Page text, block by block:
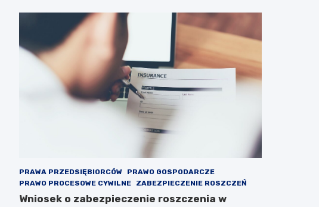
PRAWA PRZEDSIĘBIORCÓW
PRAWO GOSPODARCZE
PRAWO PROCESOWE CYWILNE
ZABEZPIECZENIE ROSZCZEŃ
Wniosek o zabezpieczenie roszczenia w